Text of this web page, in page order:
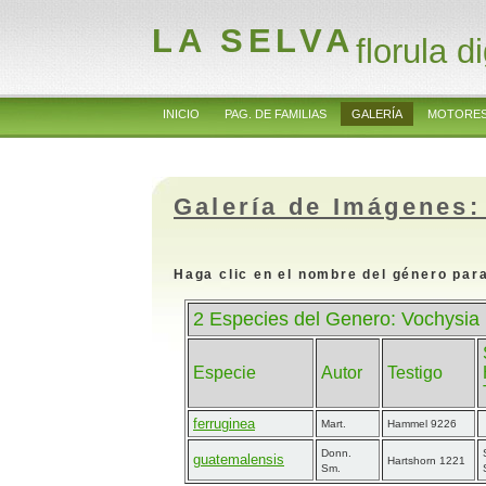
LA SELVAflorula
INICIO PAG. DE FAMILIAS GALERÍA
Galería de
Haga clic en el nombre del género
2 Especies del Genero: Vochysia
Especie Autor Testigo
ferruginea Mart. Hammel 9226
guatemalensis
Donn.
Sm.
Hartshorn 1221